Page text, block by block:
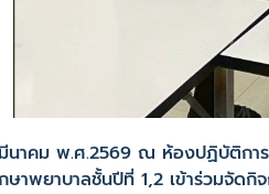
คม พ.ศ.2569 ณ ห้องปฏิบัติการพ
พยาบาลชั้นปีที่ 1,2 เข้าร่วมจัดกิ